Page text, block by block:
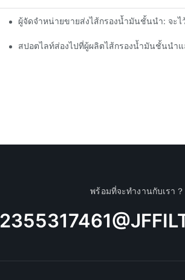
ผู้จัดจำหน่ายขายส่งไส้กรองน้ำมันชั้นนำ: จะไ
สปอตไลท์ส่องไปที่ผู้ผลิตไส้กรองน้ำมันชั้นนำแ
พร้อมที่จะทำงานกับเรา？